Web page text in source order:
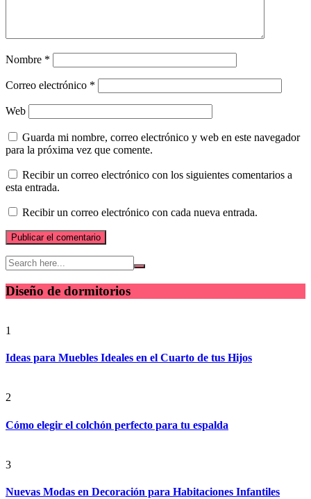
Nombre *
Correo electrónico *
Web
Guarda mi nombre, correo electrónico y web en este navegador
para la próxima vez que comente.
Recibir un correo electrónico con los siguientes comentarios a
esta entrada.
Recibir un correo electrónico con cada nueva entrada.
Diseño de dormitorios
1
Ideas para Muebles Ideales en el Cuarto de tus Hijos
2
Cómo elegir el colchón perfecto para tu espalda
3
Nuevas Modas en Decoración para Habitaciones Infantiles